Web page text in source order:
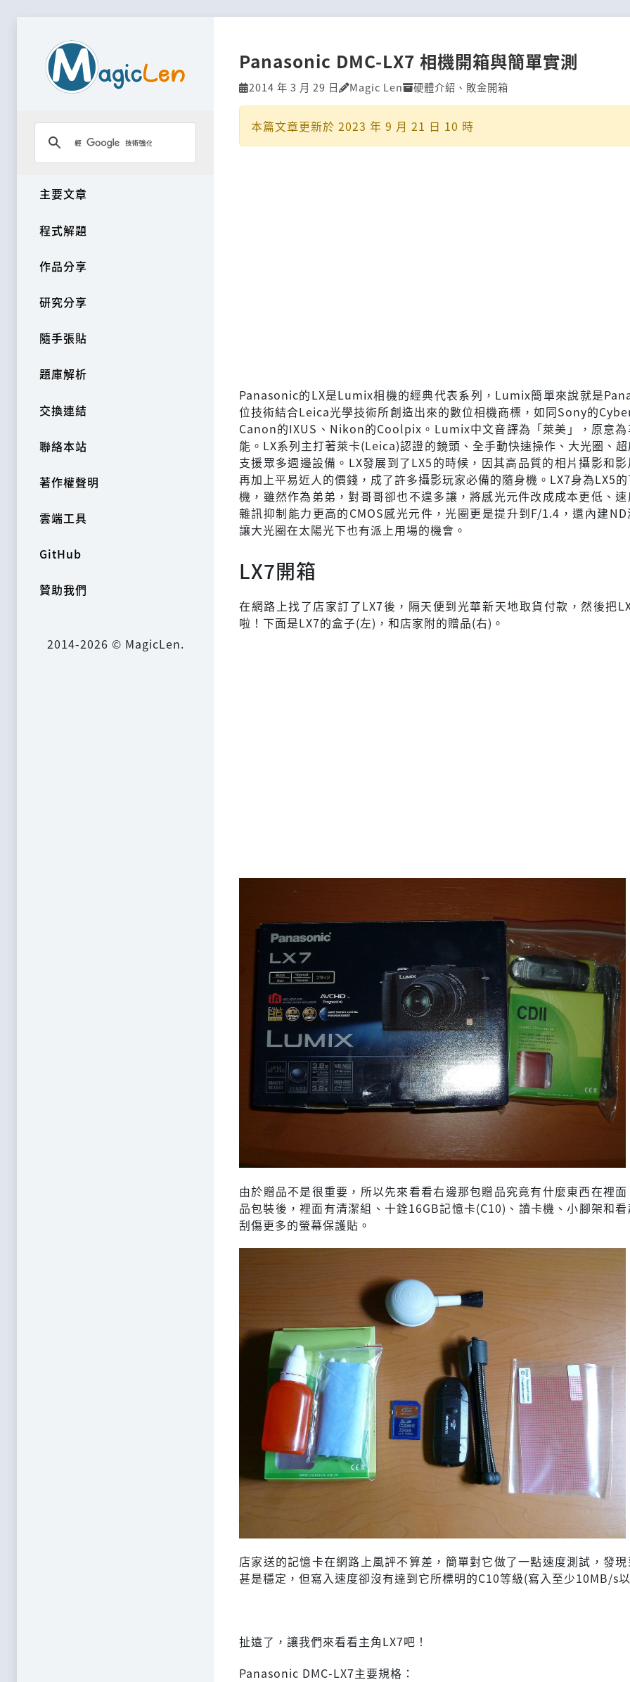
主要文章
程式解題
作品分享
研究分享
隨手張貼
題庫解析
交換連結
聯絡本站
著作權聲明
雲端工具
GitHub
贊助我們
2014-2026 © MagicLen.
Panasonic DMC-LX7 相機開箱與簡單實測
2014 年 3 月 29 日 Magic Len 硬體介紹 、 敗金開箱
本篇文章更新於 2023 年 9 月 21 日 10 時
Panasonic的LX是Lumix相機的經典代表系列，Lumix簡單來說就是
位技術結合Leica光學技術所創造出來的數位相機商標，如同Sony的
Canon的IXUS、Nikon的Coolpix。Lumix中文音譯為「萊美」，原意為
能。LX系列主打著萊卡(Leica)認證的鏡頭、全手動快速操作、大光圈、
支援眾多週邊設備。LX發展到了LX5的時候，因其高品質的相片攝影和
再加上平易近人的價錢，成了許多攝影玩家必備的隨身機。LX7身為LX5
機，雖然作為弟弟，對哥哥卻也不遑多讓，將感光元件改成成本更低、
雜訊抑制能力更高的CMOS感光元件，光圈更是提升到F/1.4，還內建
讓大光圈在太陽光下也有派上用場的機會。
LX7開箱
在網路上找了店家訂了LX7後，隔天便到光華新天地取貨付款，然後把
啦！下面是LX7的盒子(左)，和店家附的贈品(右)。
由於贈品不是很重要，所以先來看看右邊那包贈品究竟有什麼東西在裡
品包裝後，裡面有清潔組、十銓16GB記憶卡(C10)、讀卡機、小腳架和
刮傷更多的螢幕保護貼。
店家送的記憶卡在網路上風評不算差，簡單對它做了一點速度測試，發
甚是穩定，但寫入速度卻沒有達到它所標明的C10等級(寫入至少10MB/s
扯遠了，讓我們來看看主角LX7吧！
Panasonic DMC-LX7主要規格：